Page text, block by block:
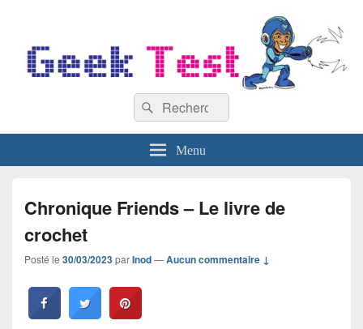
Recherche :
Rechercher
Menu
Chronique Friends – Le livre de
crochet
Posté le 30/03/2023parInod—Aucun commentaire ↓